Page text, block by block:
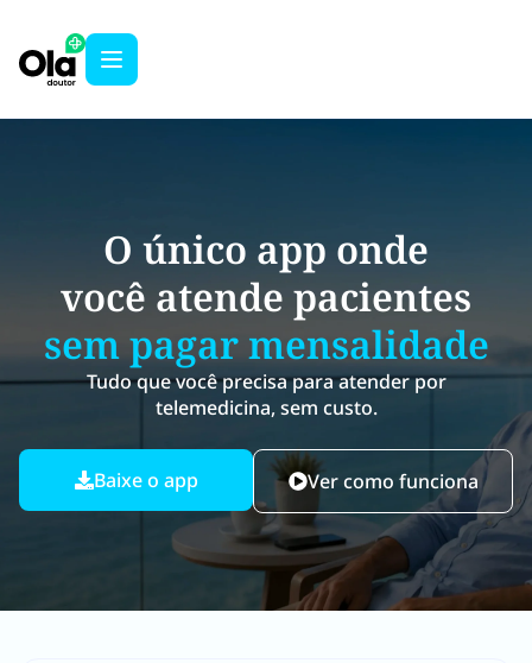
O único app onde
você atende pacientes
sem pagar mensalidade
Tudo que você precisa para atender por
telemedicina, sem custo.
Baixe o app Ver como funciona